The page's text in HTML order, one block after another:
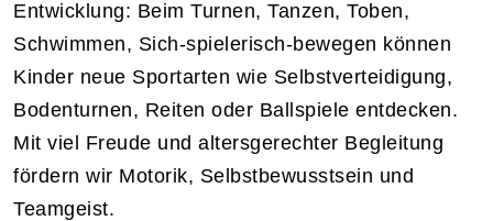
Entwicklung: Beim Turnen, Tanzen, Toben,
Schwimmen, Sich-spielerisch-bewegen können
Kinder neue Sportarten wie Selbstverteidigung,
Bodenturnen, Reiten oder Ballspiele entdecken.
Mit viel Freude und altersgerechter Begleitung
fördern wir Motorik, Selbstbewusstsein und
Teamgeist.